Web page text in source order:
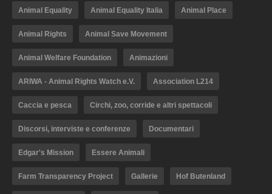
Animal Equality Animal Equality Italia Animal Place
Animal Rights Animal Save Movement
Animal Welfare Foundation Animazioni
ARIWA - Animal Rights Watch e.V. Association L214
Caccia e pesca Circhi, zoo, corride e altri spettacoli
Discorsi, interviste e conferenze Documentari
Edgar's Mission Essere Animali
Farm Transparency Project Gallerie Hof Butenland